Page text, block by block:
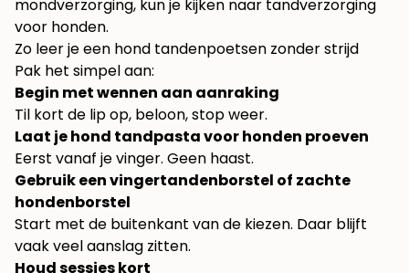
mondverzorging, kun je kijken naar tandverzorging
voor honden.
Zo leer je een hond tandenpoetsen zonder strijd
Pak het simpel aan:
Begin met wennen aan aanraking
Til kort de lip op, beloon, stop weer.
Laat je hond tandpasta voor honden proeven
Eerst vanaf je vinger. Geen haast.
Gebruik een vingertandenborstel of zachte
hondenborstel
Start met de buitenkant van de kiezen. Daar blijft
vaak veel aanslag zitten.
Houd sessies kort